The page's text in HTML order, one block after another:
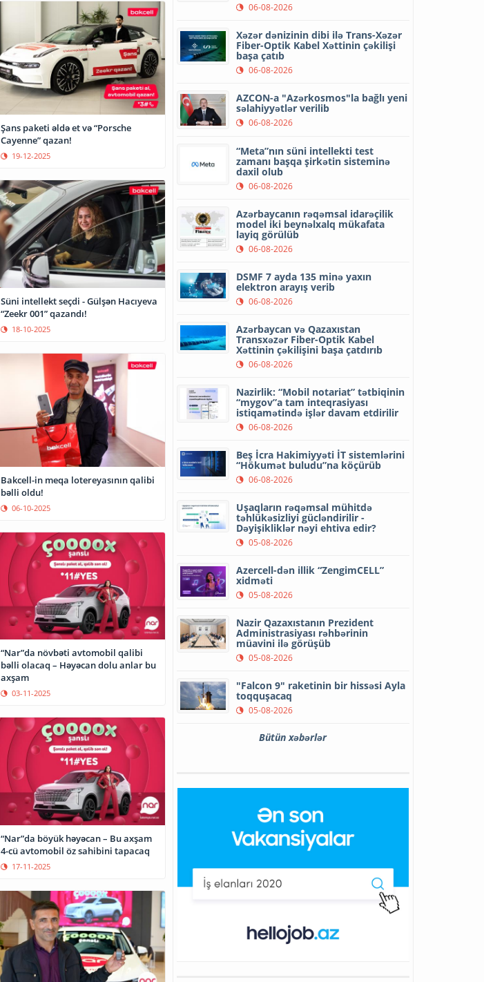
Şans paketi əldə et və “Porsche
Cayenne” qazan!
19-12-2025
Süni intellekt seçdi - Gülşən Hacıyeva
“Zeekr 001” qazandı!
18-10-2025
Bakcell-in meqa lotereyasının qalibi
bəlli oldu!
06-10-2025
“Nar”da növbəti avtomobil qalibi
bəlli olacaq – Həyəcan dolu anlar bu
axşam
03-11-2025
“Nar”da böyük həyəcan – Bu axşam
4-cü avtomobil öz sahibini tapacaq
17-11-2025
06-08-2026
Xəzər dənizinin dibi ilə Trans-Xəzər
Fiber-Optik Kabel Xəttinin çəkilişi
başa çatıb
06-08-2026
AZCON-a "Azərkosmos"la bağlı yeni
səlahiyyətlər verilib
06-08-2026
“Meta”nın süni intellekti test
zamanı başqa şirkətin sisteminə
daxil olub
06-08-2026
Azərbaycanın rəqəmsal idarəçilik
model iki beynəlxalq mükafata
layiq görülüb
06-08-2026
DSMF 7 ayda 135 minə yaxın
elektron arayış verib
06-08-2026
Azərbaycan və Qazaxıstan
Transxəzər Fiber-Optik Kabel
Xəttinin çəkilişini başa çatdırıb
06-08-2026
Nazirlik: “Mobil notariat” tətbiqinin
“mygov”a tam inteqrasiyası
istiqamətində işlər davam etdirilir
06-08-2026
Beş İcra Hakimiyyəti İT sistemlərini
“Hökumət buludu”na köçürüb
06-08-2026
Uşaqların rəqəmsal mühitdə
təhlükəsizliyi gücləndirilir -
Dəyişikliklər nəyi ehtiva edir?
05-08-2026
Azercell-dən illik “ZengimCELL”
xidməti
05-08-2026
Nazir Qazaxıstanın Prezident
Administrasiyası rəhbərinin
müavini ilə görüşüb
05-08-2026
"Falcon 9" raketinin bir hissəsi Ayla
toqquşacaq
05-08-2026
Bütün xəbərlər